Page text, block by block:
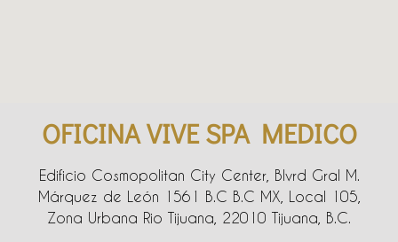
OFICINA VIVE SPA MEDICO
Edificio Cosmopolitan City Center, Blvrd Gral M.
Márquez de León 1561 B.C B.C MX, Local 105,
Zona Urbana Rio Tijuana, 22010 Tijuana, B.C.